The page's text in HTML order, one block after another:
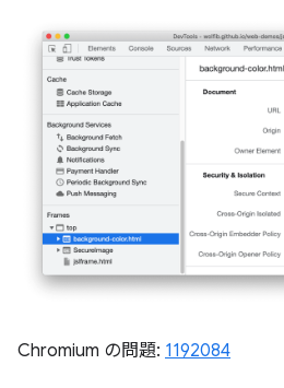
Chromium の問題: 1192084